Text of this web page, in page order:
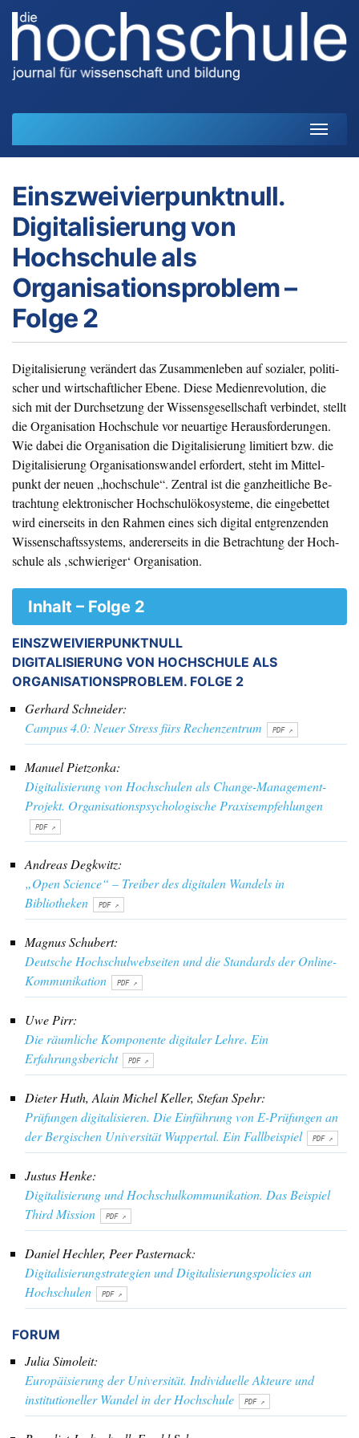
Journal
HoF-Handreichungen
Konzept
Redaktion
Vertrieb
Impressum
Einszweivierpunktnull.
Digitalisierung von
Hochschule als
Organisationsproblem –
Folge 2
Digitalisierung verändert das Zusammen­leben auf so­zi­a­ler, po­li­ti­
scher und wirt­schaft­licher Ebene. Die­se Medien­re­vo­lu­tion, die
sich mit der Durch­setzung der Wis­sens­ge­sell­schaft ver­bin­det, stellt
die Or­ga­ni­sa­tion Hoch­schule vor neu­artige Her­aus­for­derungen.
Wie da­bei die Or­ga­ni­sa­tion die Di­gi­ta­li­sierung limi­tiert bzw. die
Di­gi­ta­li­sierung Or­ga­ni­sa­tions­wan­del er­for­dert, steht im Mit­tel­
punkt der neu­en „hoch­schule“. Zen­tral ist die ganz­heit­liche Be­
trach­tung elek­tro­nischer Hoch­schulöko­sys­teme, die ein­gebet­tet
wird einer­seits in den Rah­men eines sich digital ent­gren­zen­den
Wis­sen­schafts­sys­tems, an­derer­seits in die Be­trach­tung der Hoch­
schu­le als ‚schwie­riger‘ Or­ga­ni­sation.
Inhalt – Folge 2
EINSZWEIVIERPUNKTNULL
DIGITALISIERUNG VON HOCHSCHULE ALS
ORGANISATIONSPROBLEM. FOLGE 2
Gerhard Schneider:
Campus 4.0: Neuer Stress fürs Rechenzentrum
Manuel Pietzonka:
Digitalisierung von Hochschulen als Change-Management-
Projekt. Organisationspsychologische Praxisempfehlungen
Andreas Degkwitz:
„Open Science“ – Treiber des digitalen Wandels in
Bibliotheken
Magnus Schubert:
Deutsche Hochschulwebseiten und die Standards der Online-
Kommunikation
Uwe Pirr:
Die räumliche Komponente digitaler Lehre. Ein
Erfahrungsbericht
Dieter Huth, Alain Michel Keller, Stefan Spehr:
Prüfungen digitalisieren. Die Einführung von E-Prüfungen an
der Bergischen Universität Wuppertal. Ein Fallbeispiel
Justus Henke:
Digitalisierung und Hochschulkommunikation. Das Beispiel
Third Mission
Daniel Hechler, Peer Pasternack:
Digitalisierungstrategien und Digitalisierungspolicies an
Hochschulen
FORUM
Julia Simoleit:
Europäisierung der Universität. Individuelle Akteure und
institutioneller Wandel in der Hochschule